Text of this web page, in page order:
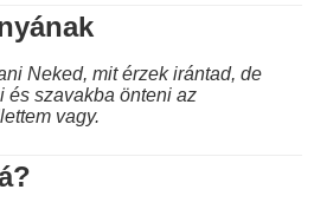
Neked, mit érzek irántad, de
és szavakba önteni az
vagy.